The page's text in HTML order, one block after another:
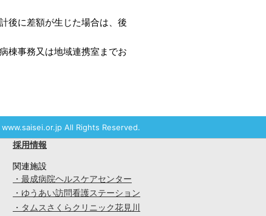
後に差額が生じた場合は、後
棟事務又は地域連携室までお
All Rights Reserved.
採用情報
関連施設
・最成病院ヘルスケアセンター
・ゆうあい訪問看護ステーション
・タムスさくらクリニック花見川